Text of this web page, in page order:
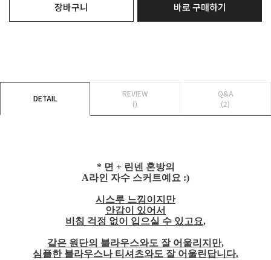
장바구니 바로 구매하기
DETAIL
REVIEW
()
Q&A
(2)
* 면 + 린넨 혼방의
A라인 자수 스커트예요 :)
시스루 느낌이지만
안감이 있어서
비침 걱정 없이 입으실 수 있고요,
같은 원단의 블라우스와도 잘 어울리지만,
심플한 블라우스나 티셔츠와도 잘 어울린답니다.